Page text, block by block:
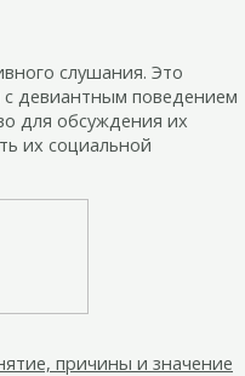
слушания. Это
девиантным поведением
для обсуждения их
их социальной
причины и значение